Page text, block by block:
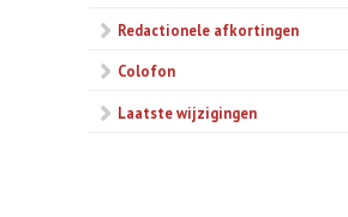
Redactionele afkortingen
Colofon
Laatste wijzigingen